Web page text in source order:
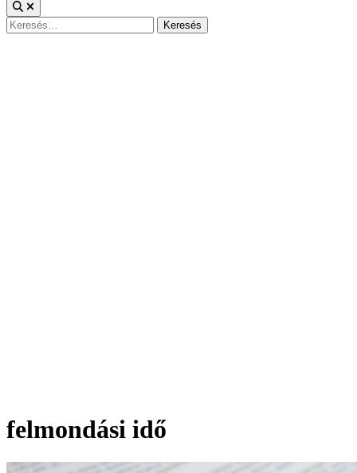
Keresés:
felmondási idő